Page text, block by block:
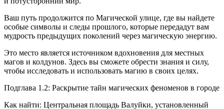
Ваш путь продолжится по Магической улице, где вы найдете
особые символы и следы прошлого, которые передадут вам
мудрость предыдущих поколений через магическую энергию.
Это место является источником вдохновения для местных
магов и колдунов. Здесь вы сможете обрести знания и силу,
чтобы исследовать и использовать магию в своих целях.
Подглава 1.2: Раскрытие тайн магических феноменов в городе
Как найти: Центральная площадь Валуйки, установленный